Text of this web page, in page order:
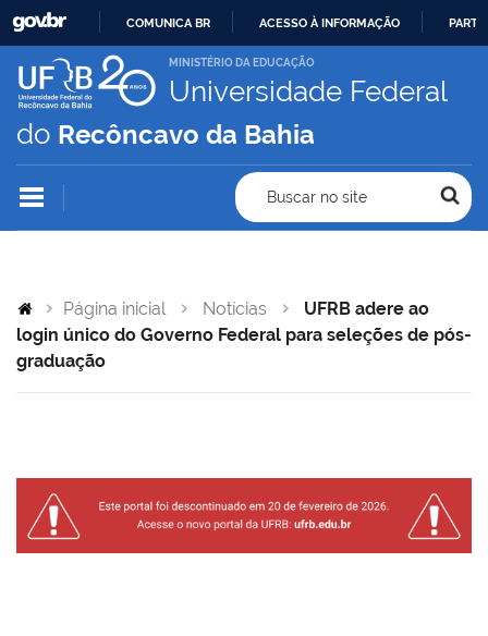
IR
PARA
CONTEÚDO
COMUNICA BR ACESSO À INFORMAÇÃO
MINISTÉRIO DA EDUCAÇÃO
Universidade Federal
do Recôncavo da Bahia
Buscar no site
Página inicial Notícias
UFRB adere ao
login único do Governo Federal para seleções de pós-
graduação